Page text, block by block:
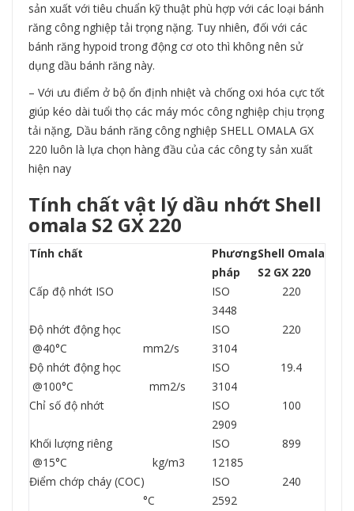
sản xuất với tiêu chuẩn kỹ thuật phù hợp với các loại bánh
răng công nghiệp tải trọng nặng. Tuy nhiên, đối với các
bánh răng hypoid trong động cơ oto thì không nên sử
dụng dầu bánh răng này.
– Với ưu điểm ở bộ ổn định nhiệt và chống oxi hóa cực tốt
giúp kéo dài tuổi thọ các máy móc công nghiệp chịu trọng
tải nặng, Dầu bánh răng công nghiệp SHELL OMALA GX
220 luôn là lựa chọn hàng đầu của các công ty sản xuất
hiện nay
Tính chất vật lý dầu nhớt Shell
omala S2 GX 220
Tính chất
Phương
pháp
Shell Omala
S2 GX 220
Cấp độ nhớt ISO
ISO
3448
220
Độ nhớt động học
@40°C mm2/s
ISO
3104
220
Độ nhớt động học
@100°C mm2/s
ISO
3104
19.4
Chỉ số độ nhớt
ISO
2909
100
Khối lượng riêng
@15°C kg/m3
ISO
12185
899
Điểm chớp cháy (COC)
°C
ISO
2592
240